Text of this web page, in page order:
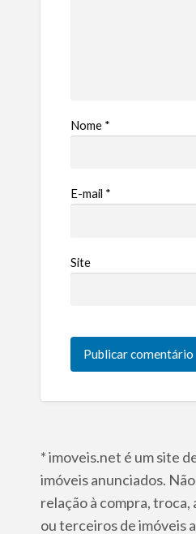
Nome *
E-mail *
Site
* imoveis.net é um site
imóveis anunciados.
relação à compra,
ou terceiros de imóveis